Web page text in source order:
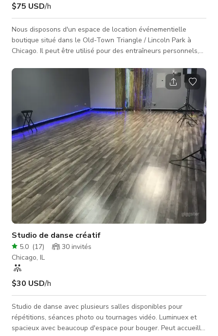
$75 USD/h
Nous disposons d'un espace de location événementielle
boutique situé dans le Old-Town Triangle / Lincoln Park à
Chicago. Il peut être utilisé pour des entraîneurs personnels,
des enterrements de vie de jeune fille, des événements
fitness pour enfants, des séances photo, et plus encore.
Studio de danse créatif
5.0 (17) 30 invités
Chicago, IL
$30 USD/h
Studio de danse avec plusieurs salles disponibles pour
répétitions, séances photo ou tournages vidéo. Luminuex et
spacieux avec beaucoup d'espace pour bouger. Peut accueillir